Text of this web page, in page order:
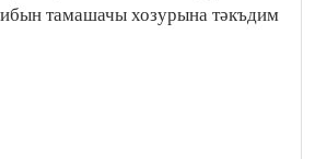
тамашачы хозурына тәкъдим